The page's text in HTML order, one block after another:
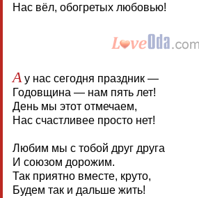
Нас вёл, обогретых любовью!
А у нас сегодня праздник —
Годовщина — нам пять лет!
День мы этот отмечаем,
Нас счастливее просто нет!
Любим мы с тобой друг друга
И союзом дорожим.
Так приятно вместе, круто,
Будем так и дальше жить!